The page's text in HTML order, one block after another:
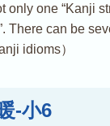
only one “Kanji
There can be
idioms）
-小6